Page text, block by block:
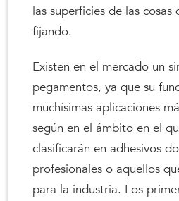
las superficies de las cosas
fijando.
Existen en el mercado un
pegamentos, ya que su
muchísimas aplicaciones
según en el ámbito en el
clasificarán en adhesivos
profesionales o aquellos
para la industria. Los